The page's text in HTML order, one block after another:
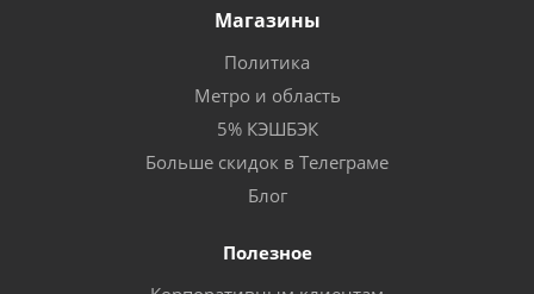
Магазины
Политика
Метро и область
5% КЭШБЭК
Больше скидок в Телеграме
Блог
Полезное